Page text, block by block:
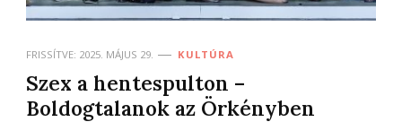
FRISSÍTVE: 2025. MÁJUS 29. KULTÚRA
Szex a hentespulton –
Boldogtalanok az Örkényben